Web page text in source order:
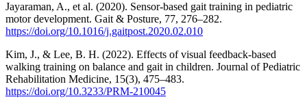
Jayaraman, A., et al. (2020). Sensor-based gait training in pediatric
motor development. Gait & Posture, 77, 276–282.
https://doi.org/10.1016/j.gaitpost.2020.02.010
Kim, J., & Lee, B. H. (2022). Effects of visual feedback-based
walking training on balance and gait in children. Journal of Pediatric
Rehabilitation Medicine, 15(3), 475–483.
https://doi.org/10.3233/PRM-210045